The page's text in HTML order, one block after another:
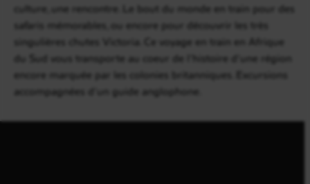
culture, une rencontre. Le bout du monde en train pour des
safaris mémorables, ou encore pour découvrir les très
singulières chutes Victoria. Ce voyage en train en Afrique
du Sud vous transporte au coeur de l’histoire d’une région
encore marquée par les colonies britanniques. Excursions
accompagnées d’un guide anglophone.